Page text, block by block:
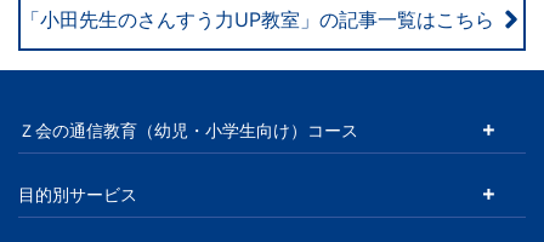
「小田先生のさんすう力UP教室」の記事一覧はこちら
Ｚ会の通信教育（幼児・小学生向け）コース
目的別サービス